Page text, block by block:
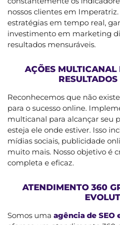
nossos clientes em
estratégias em tempo real,
investimento em marketing
resultados mensuráveis.
AÇÕES
Reconhecemos que não
para o sucesso online.
multicanal para alcançar seu
esteja ele onde estiver. Isso
mídias sociais, publicidade
muito mais. Nosso objetivo é
completa e eficaz.
ATENDIMENTO 360
Somos uma agência de SEO